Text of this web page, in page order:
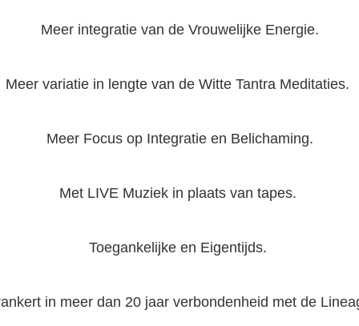
Meer integratie van de Vrouwelijke Energie.
Meer variatie in lengte van de Witte Tantra Meditaties.
Meer Focus op Integratie en Belichaming.
Met LIVE Muziek in plaats van tapes.
Toegankelijke en Eigentijds.
in meer dan 20 jaar verbondenheid met de